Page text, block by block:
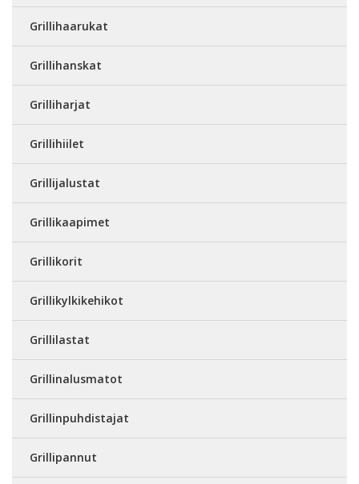
Grillihaarukat
Grillihanskat
Grilliharjat
Grillihiilet
Grillijalustat
Grillikaapimet
Grillikorit
Grillikylkikehikot
Grillilastat
Grillinalusmatot
Grillinpuhdistajat
Grillipannut